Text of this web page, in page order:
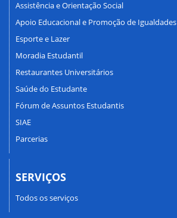
Assistência e Orientação Social
Apoio Educacional e Promoção de Igualdades
Esporte e Lazer
Moradia Estudantil
Restaurantes Universitários
Saúde do Estudante
Fórum de Assuntos Estudantis
SIAE
Parcerias
SERVIÇOS
Todos os serviços